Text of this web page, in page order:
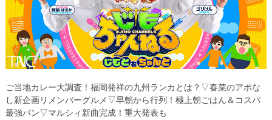
ご当地カレー大調査！福岡発祥の九州ランカとは？▽春菜のアポな
し新企画リメンバーグルメ▽早朝から行列！極上朝ごはん＆コスパ
最強パン▽マルシィ新曲完成！重大発表も